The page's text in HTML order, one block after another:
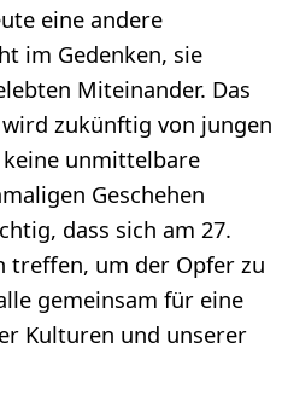
eine andere
im Gedenken, sie
Miteinander. Das
zukünftig von jungen
unmittelbare
Geschehen
dass sich am 27.
treffen, um der Opfer zu
gemeinsam für eine
Kulturen und unserer